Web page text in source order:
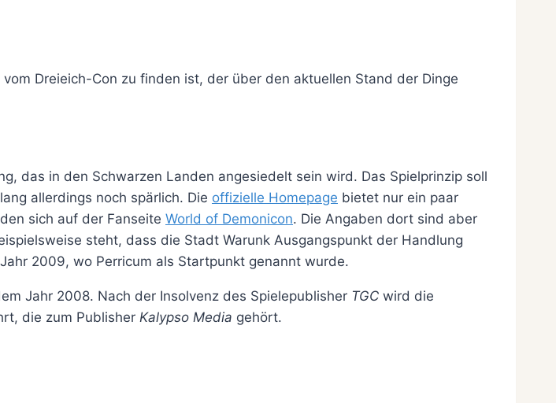
vom Dreieich-Con zu finden ist, der über den aktuellen Stand der Dinge
das in den Schwarzen Landen angesiedelt sein wird. Das Spielprinzip soll
allerdings noch spärlich. Die offizielle Homepage bietet nur ein paar
sich auf der Fanseite World of Demonicon. Die Angaben dort sind aber
steht, dass die Stadt Warunk Ausgangspunkt der Handlung
2009, wo Perricum als Startpunkt genannt wurde.
Jahr 2008. Nach der Insolvenz des Spielepublisher TGC wird die
die zum Publisher Kalypso Media gehört.